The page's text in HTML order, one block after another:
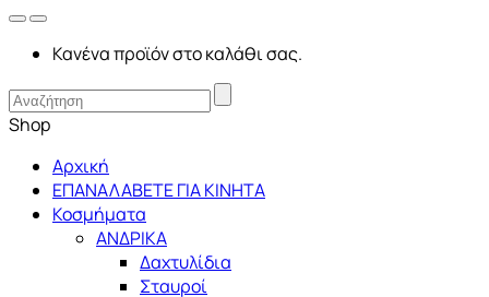
Κανένα προϊόν στο καλάθι σας.
Shop
Αρχική
ΕΠΑΝΑΛΑΒΕΤΕ ΓΙΑ ΚΙΝΗΤΑ
Κοσμήματα
ΑΝΔΡΙΚΑ
Δαχτυλίδια
Σταυροί